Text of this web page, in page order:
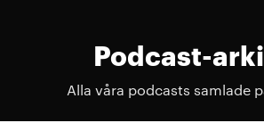
Podcast-
Alla våra podcasts samlade